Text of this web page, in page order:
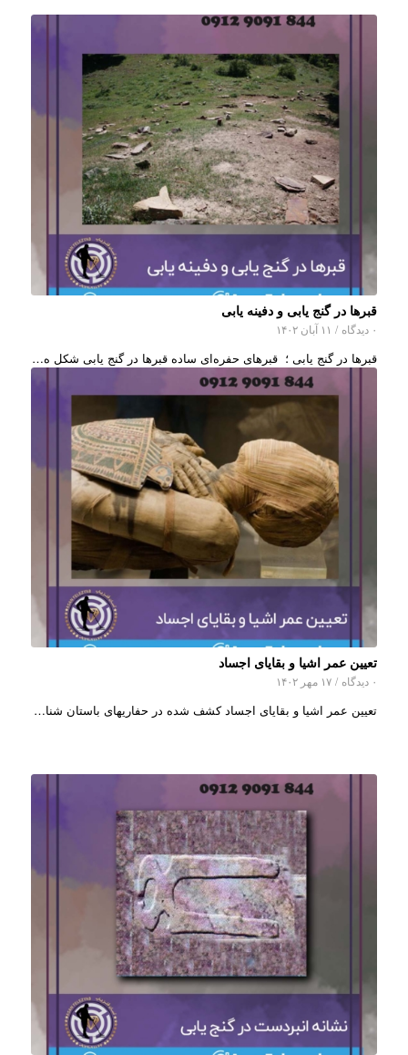
قبرها در گنج یابی و دفینه یابی
۰ دیدگاه / ۱۱ آبان ۱۴۰۲
قبرها در گنج یابی ؛ قبرهای حفره‌ای ساده قبرها در گنج یابی شکل ه…
تعیین عمر اشیا و بقایای اجساد
۰ دیدگاه / ۱۷ مهر ۱۴۰۲
تعیین عمر اشیا و بقایای اجساد کشف شده در حفاریهای باستان شنا…